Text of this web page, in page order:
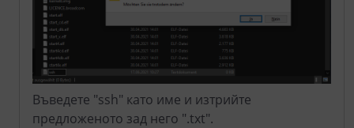
Въведете "ssh" като име и изтрийте
предложеното зад него ".txt".